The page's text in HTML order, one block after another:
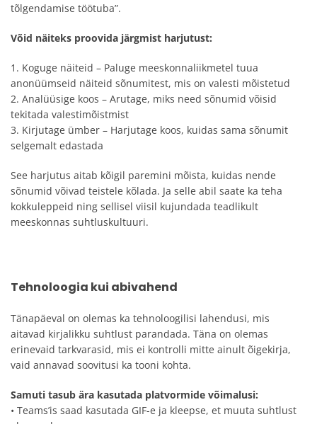
tõlgendamise töötuba”.
Võid näiteks proovida järgmist harjutust:
1. Koguge näiteid – Paluge meeskonnaliikmetel tuua
anonüümseid näiteid sõnumitest, mis on valesti mõistetud
2. Analüüsige koos – Arutage, miks need sõnumid võisid
tekitada valestimõistmist
3. Kirjutage ümber – Harjutage koos, kuidas sama sõnumit
selgemalt edastada
See harjutus aitab kõigil paremini mõista, kuidas nende
sõnumid võivad teistele kõlada. Ja selle abil saate ka teha
kokkuleppeid ning sellisel viisil kujundada teadlikult
meeskonnas suhtluskultuuri.
Tehnoloogia kui abivahend
Tänapäeval on olemas ka tehnoloogilisi lahendusi, mis
aitavad kirjalikku suhtlust parandada. Täna on olemas
erinevaid tarkvarasid, mis ei kontrolli mitte ainult õigekirja,
vaid annavad soovitusi ka tooni kohta.
Samuti tasub ära kasutada platvormide võimalusi:
• Teams’is saad kasutada GIF-e ja kleepse, et muuta suhtlust